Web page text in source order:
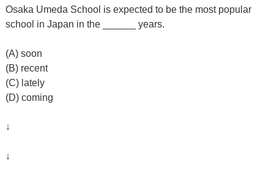
Osaka Umeda School is expected to be the most popular
school in Japan in the ______ years.
(A) soon
(B) recent
(C) lately
(D) coming
↓
↓